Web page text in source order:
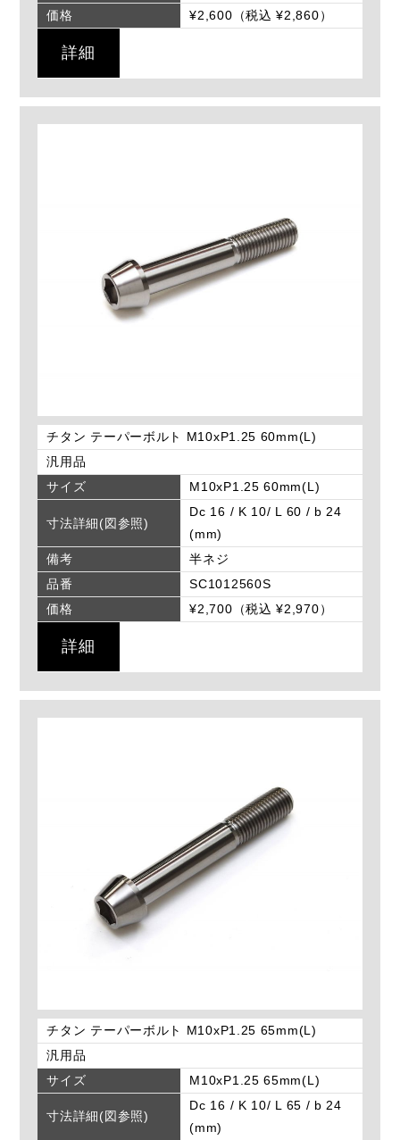
価格
¥2,600（税込 ¥2,860）
詳細
チタン テーパーボルト M10xP1.25 60mm(L)
汎用品
サイズ
M10xP1.25 60mm(L)
寸法詳細(図参照)
Dc 16 / K 10/ L 60 / b 24
(mm)
備考
半ネジ
品番
SC1012560S
価格
¥2,700（税込 ¥2,970）
詳細
チタン テーパーボルト M10xP1.25 65mm(L)
汎用品
サイズ
M10xP1.25 65mm(L)
寸法詳細(図参照)
Dc 16 / K 10/ L 65 / b 24
(mm)